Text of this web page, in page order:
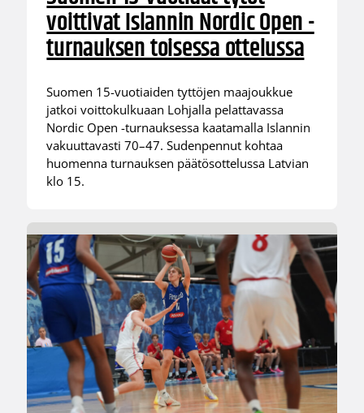
voittivat Islannin Nordic Open -
turnauksen toisessa ottelussa
Suomen 15-vuotiaiden tyttöjen maajoukkue
jatkoi voittokulkuaan Lohjalla pelattavassa
Nordic Open -turnauksessa kaatamalla Islannin
vakuuttavasti 70–47. Sudenpennut kohtaa
huomenna turnauksen päätösottelussa Latvian
klo 15.